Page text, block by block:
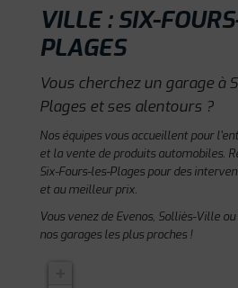
VILLE : SIX-
PLAGES
Vous cherchez un garage à
Plages et ses alentours ?
Nos équipes vous accueillent pour
et la vente de produits automobiles.
Six-Fours-les-Plages pour des
et au meilleur prix.
Vous venez de Evenos, Solliès-Ville
nos garages les plus proches !